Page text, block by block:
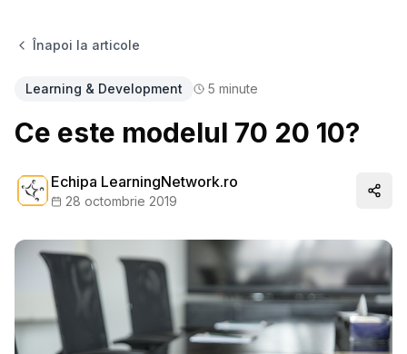
Înapoi la articole
Learning & Development 5 minute
Ce este modelul 70 20 10?
Echipa LearningNetwork.ro
28 octombrie 2019